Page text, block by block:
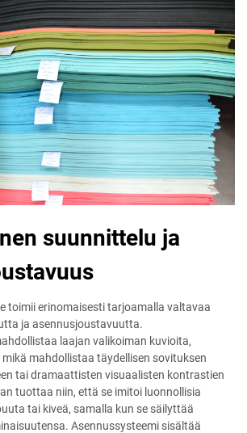
suunnittelu ja
toimii erinomaisesti tarjoamalla valtavaa
ja asennusjoustavuutta.
laajan valikoiman kuvioita,
mahdollistaa täydellisen sovituksen
tai dramaattisten visuaalisten kontrastien
tuottaa niin, että se imitoi luonnollisia
tai kiveä, samalla kun se säilyttää
Asennussysteemi sisältää